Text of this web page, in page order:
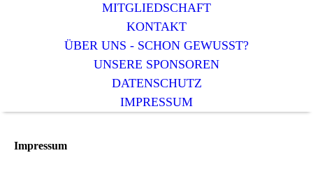
MITGLIEDSCHAFT
KONTAKT
ÜBER UNS - SCHON GEWUSST?
UNSERE SPONSOREN
DATENSCHUTZ
IMPRESSUM
Impressum